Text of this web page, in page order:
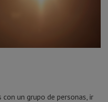
un grupo de personas, ir